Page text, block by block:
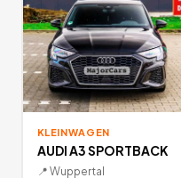
KLEINWAGEN
AUDI A3 SPORTBACK
📍 Wuppertal